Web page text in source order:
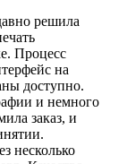
решила
Процесс
на
доступно.
и немного
заказ, и
несколько